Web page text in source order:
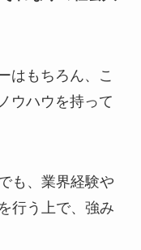
はもちろん、こ
ウハウを持って
も、業界経験や
行う上で、強み